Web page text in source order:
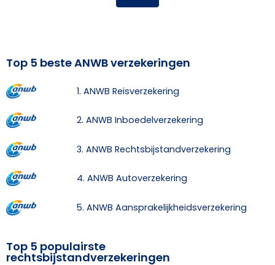
Top 5 beste ANWB verzekeringen
1. ANWB Reisverzekering
2. ANWB Inboedelverzekering
3. ANWB Rechtsbijstandverzekering
4. ANWB Autoverzekering
5. ANWB Aansprakelijkheidsverzekering
Top 5 populairste
rechtsbijstandverzekeringen